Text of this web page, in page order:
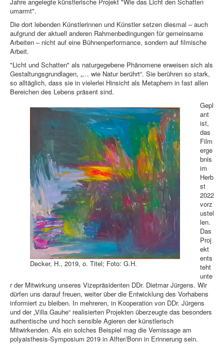
umarmt".
Die dort lebenden Künstlerinnen und Künstler setzen diesmal – auch
aufgrund der aktuell anderen Rahmenbedingungen für gemeinsame
Arbeiten – nicht auf eine Bühnenperformance, sondern auf filmische
Arbeit.
"Licht und Schatten" als naturgegebene Phänomene erweisen sich als
Gestaltungsgrundlagen, „… wie Natur berührt“. Sie berühren so stark,
so alltäglich, dass sie in vielerlei Hinsicht als Metaphern in fast allen
Bereichen des Lebens präsent sind.
Decker, H., 2019, o. Titel; Foto: G.H.
Gepl
ant
ist,
das
Film
erge
bnis
im
Herb
st
2022
vorz
ustel
len.
Das
Proj
ekt
ents
teht
unte
r der Mitwirkung unseres Vizepräsidenten DDr. Dietmar Jürgens. Wir
dürfen uns darauf freuen, weiter über die Entwicklung des Vorhabens
informiert zu bleiben. In mehreren, in Kooperation von DDr. Jürgens
und der „Villa Gauhe“ realisierten Projekten überzeugte das besonders
authentische und hoch sensible Agieren der künstlerisch
Mitwirkenden. Als ein solches Beispiel mag die Vernissage am
polyaisthesis-Symposium 2019 in Alfter/Bonn in Erinnerung sein.